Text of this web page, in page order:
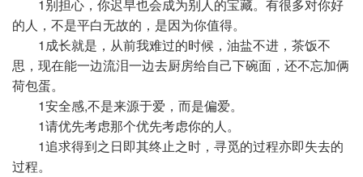
1别担心，你迟早也会成为别人的宝藏。有很多对你好
的人，不是平白无故的，是因为你值得。
1成长就是，从前我难过的时候，油盐不进，茶饭不
思，现在能一边流泪一边去厨房给自己下碗面，还不忘加俩
荷包蛋。
1安全感,不是来源于爱，而是偏爱。
1请优先考虑那个优先考虑你的人。
1追求得到之日即其终止之时，寻觅的过程亦即失去的
过程。